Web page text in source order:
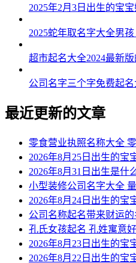
2025年2月3日出生的宝
2025蛇年取名字大全男
超市起名大全2024最新
公司名字三个字免费起
最近更新的文章
零食营业执照名称大全
2026年8月25日出生的宝
2026年8月31日出生是什
小型装修公司名字大全
2026年8月24日出生的宝
公司名称起名带来财运
孔氏女孩起名 孔姓寓意
2026年8月23日出生的宝
2026年8月22日出生的宝